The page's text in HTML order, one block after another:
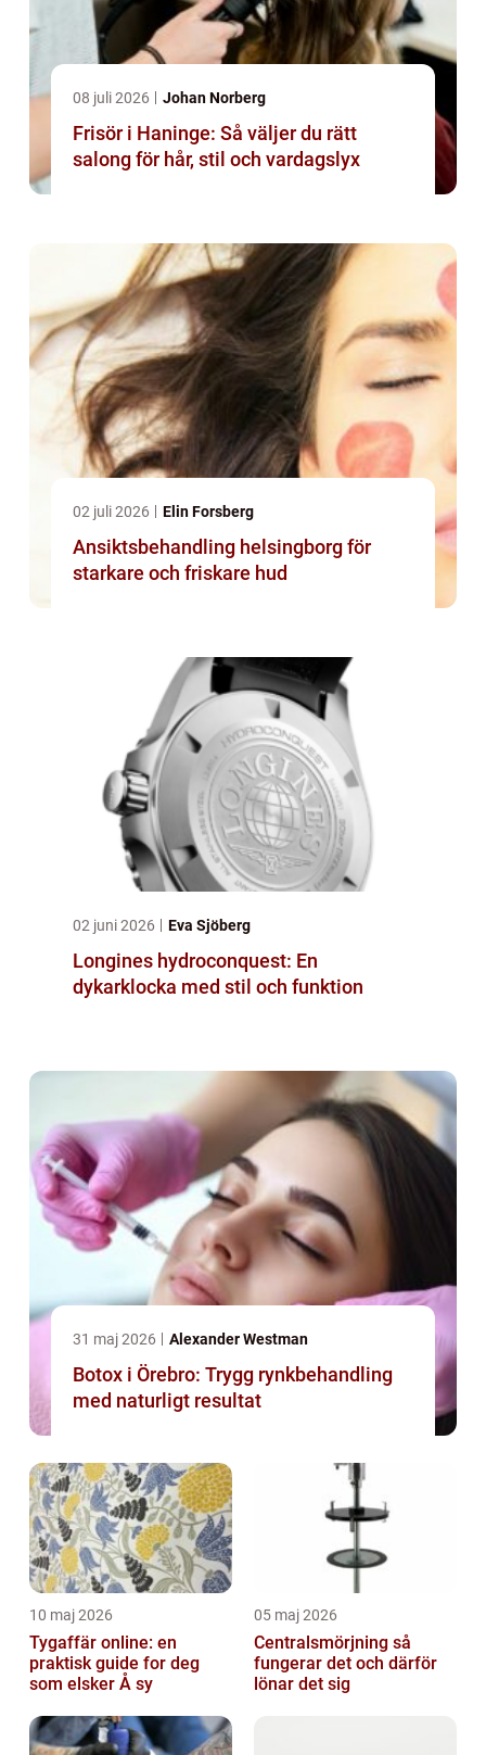
08 juli 2026 Johan Norberg
Frisör i Haninge: Så väljer du rätt
salong för hår, stil och vardagslyx
02 juli 2026 Elin Forsberg
Ansiktsbehandling helsingborg för
starkare och friskare hud
02 juni 2026 Eva Sjöberg
Longines hydroconquest: En
dykarklocka med stil och funktion
31 maj 2026 Alexander Westman
Botox i Örebro: Trygg rynkbehandling
med naturligt resultat
10 maj 2026
Tygaffär online: en
praktisk guide for deg
som elsker Å sy
05 maj 2026
Centralsmörjning så
fungerar det och därför
lönar det sig